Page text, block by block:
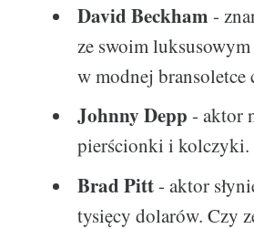
David Beckham -
ze swoim
w modnej bransoletce
Johnny Depp - aktor
pierścionki i kolczyki.
Brad Pitt- aktor
tysięcy dolarów. Czy